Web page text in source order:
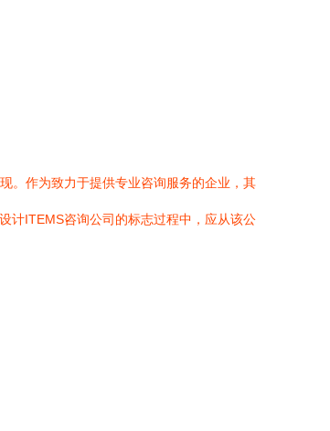
。作为致力于提供专业咨询服务的企业，其
计ITEMS咨询公司的标志过程中，应从该公